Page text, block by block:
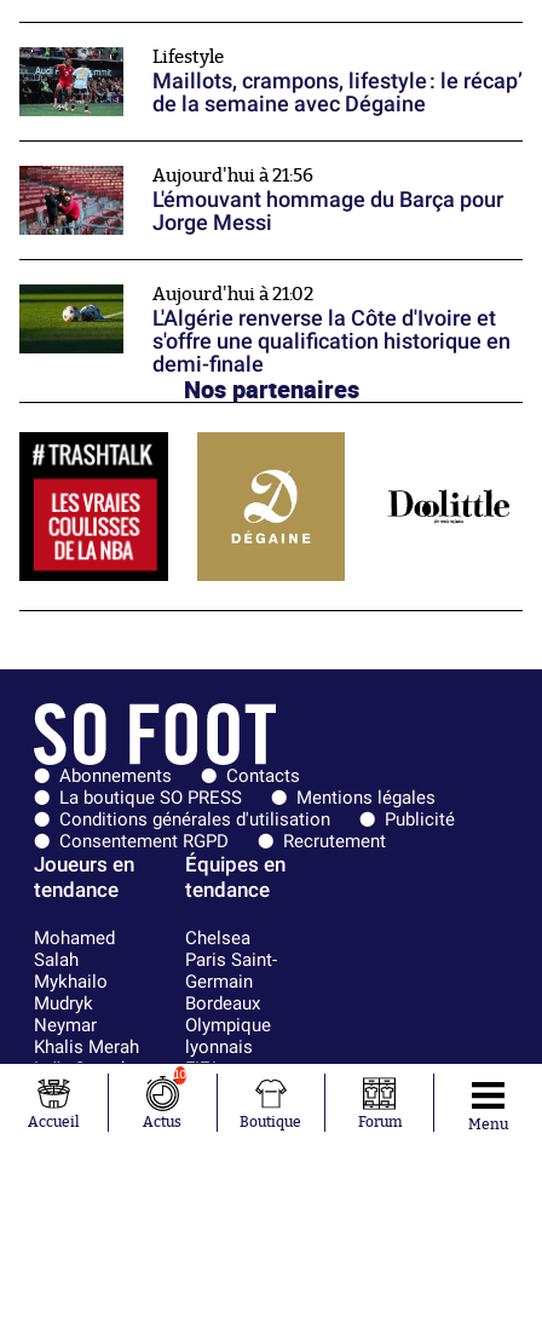
Lifestyle
Maillots, crampons, lifestyle : le récap’
de la semaine avec Dégaine
Aujourd'hui à 21:56
L'émouvant hommage du Barça pour
Jorge Messi
Aujourd'hui à 21:02
L'Algérie renverse la Côte d'Ivoire et
s'offre une qualification historique en
demi-finale
Nos partenaires
Abonnements
Contacts
La boutique SO PRESS
Mentions légales
Conditions générales d'utilisation
Publicité
Consentement RGPD
Recrutement
Joueurs en
tendance
Mohamed
Salah
Mykhailo
Mudryk
Neymar
Khalis Merah
Loïs Openda
Moussa
Niakhaté
Équipes en
tendance
Chelsea
Paris Saint-
Germain
Bordeaux
Olympique
lyonnais
FIFA
Real Madrid
RC Strasbourg
AC Milan
Accueil
10
Actus Boutique Forum Menu